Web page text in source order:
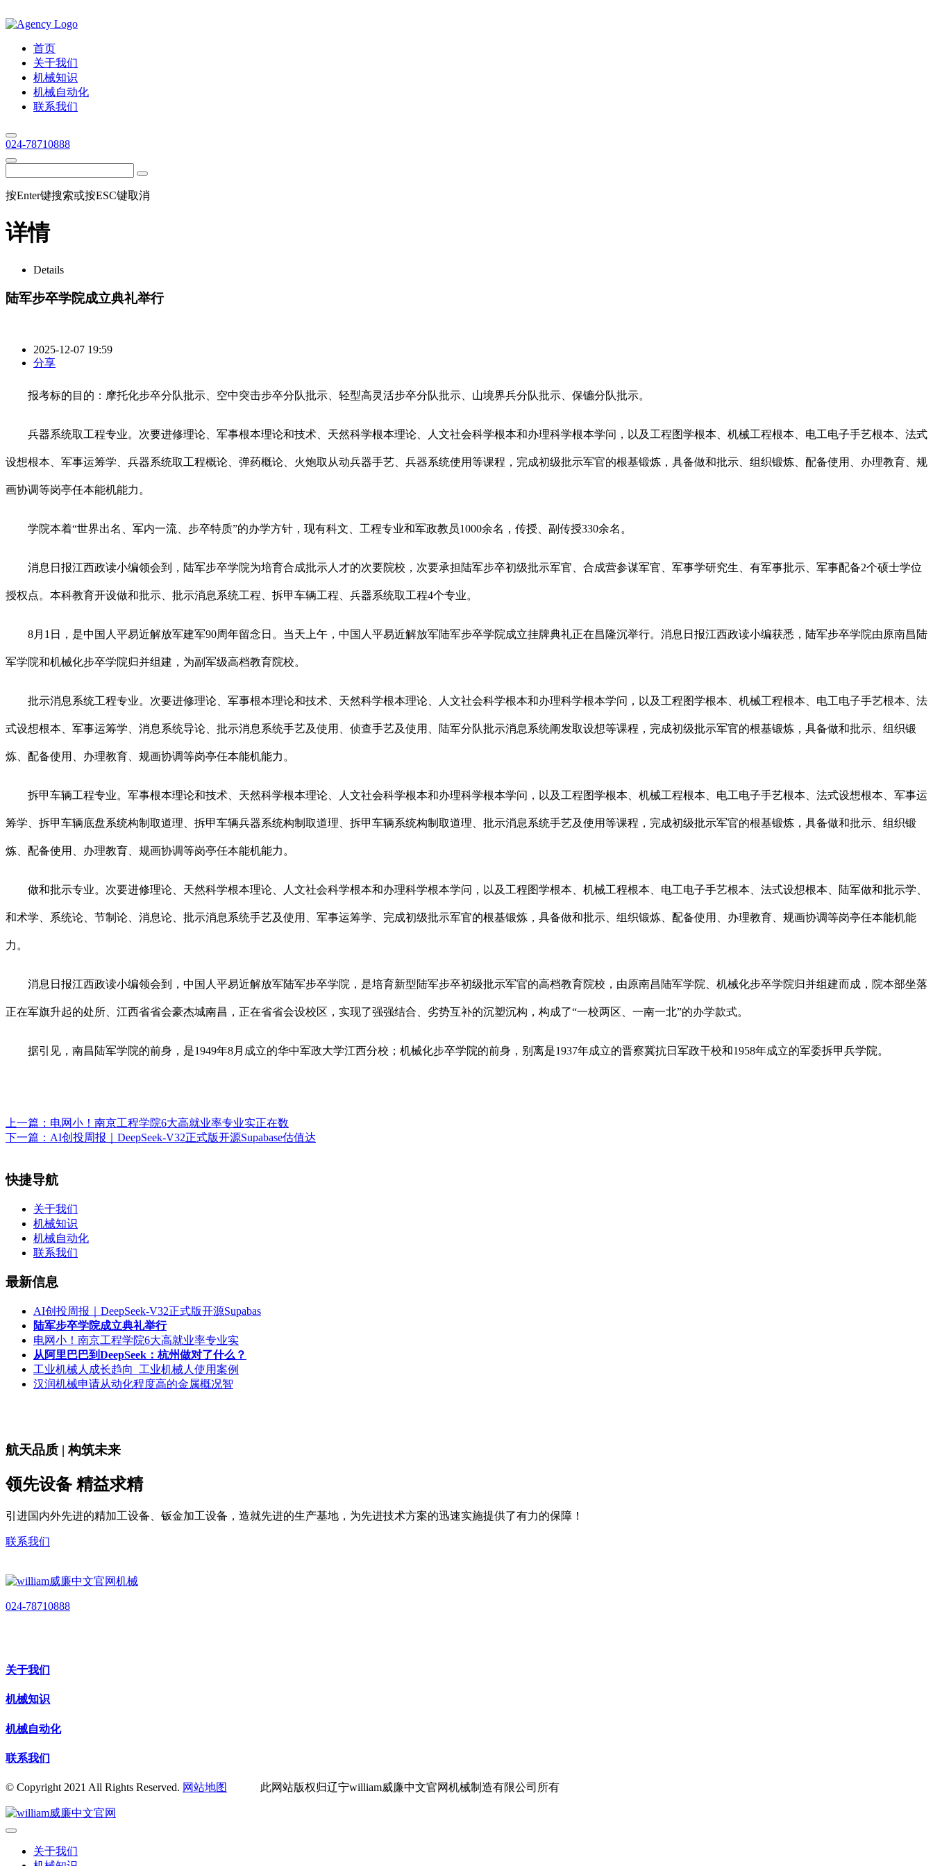
首页
关于我们
机械知识
机械自动化
联系我们
024-78710888
按Enter键搜索或按ESC键取消
详情
Details
陆军步卒学院成立典礼举行
2025-12-07 19:59
分享
报考标的目的：摩托化步卒分队批示、空中突击步卒分队批示、轻型高灵活步卒分队批示、山境界兵分队批示、保镳分队批示。
兵器系统取工程专业。次要进修理论、军事根本理论和技术、天然科学根本理论、人文社会科学根本和办理科学根本学问，以及工程图学根本、机械工程根本、电工电子手艺根本、法式
设想根本、军事运筹学、兵器系统取工程概论、弹药概论、火炮取从动兵器手艺、兵器系统使用等课程，完成初级批示军官的根基锻炼，具备做和批示、组织锻炼、配备使用、办理教育、规
画协调等岗亭任本能机能力。
学院本着“世界出名、军内一流、步卒特质”的办学方针，现有科文、工程专业和军政教员1000余名，传授、副传授330余名。
消息日报江西政读小编领会到，陆军步卒学院为培育合成批示人才的次要院校，次要承担陆军步卒初级批示军官、合成营参谋军官、军事学研究生、有军事批示、军事配备2个硕士学位
授权点。本科教育开设做和批示、批示消息系统工程、拆甲车辆工程、兵器系统取工程4个专业。
8月1日，是中国人平易近解放军建军90周年留念日。当天上午，中国人平易近解放军陆军步卒学院成立挂牌典礼正在昌隆沉举行。消息日报江西政读小编获悉，陆军步卒学院由原南昌陆
军学院和机械化步卒学院归并组建，为副军级高档教育院校。
批示消息系统工程专业。次要进修理论、军事根本理论和技术、天然科学根本理论、人文社会科学根本和办理科学根本学问，以及工程图学根本、机械工程根本、电工电子手艺根本、法
式设想根本、军事运筹学、消息系统导论、批示消息系统手艺及使用、侦查手艺及使用、陆军分队批示消息系统阐发取设想等课程，完成初级批示军官的根基锻炼，具备做和批示、组织锻
炼、配备使用、办理教育、规画协调等岗亭任本能机能力。
拆甲车辆工程专业。军事根本理论和技术、天然科学根本理论、人文社会科学根本和办理科学根本学问，以及工程图学根本、机械工程根本、电工电子手艺根本、法式设想根本、军事运
筹学、拆甲车辆底盘系统构制取道理、拆甲车辆兵器系统构制取道理、拆甲车辆系统构制取道理、批示消息系统手艺及使用等课程，完成初级批示军官的根基锻炼，具备做和批示、组织锻
炼、配备使用、办理教育、规画协调等岗亭任本能机能力。
做和批示专业。次要进修理论、天然科学根本理论、人文社会科学根本和办理科学根本学问，以及工程图学根本、机械工程根本、电工电子手艺根本、法式设想根本、陆军做和批示学、
和术学、系统论、节制论、消息论、批示消息系统手艺及使用、军事运筹学、完成初级批示军官的根基锻炼，具备做和批示、组织锻炼、配备使用、办理教育、规画协调等岗亭任本能机能
力。
消息日报江西政读小编领会到，中国人平易近解放军陆军步卒学院，是培育新型陆军步卒初级批示军官的高档教育院校，由原南昌陆军学院、机械化步卒学院归并组建而成，院本部坐落
正在军旗升起的处所、江西省省会豪杰城南昌，正在省省会设校区，实现了强强结合、劣势互补的沉塑沉构，构成了“一校两区、一南一北”的办学款式。
据引见，南昌陆军学院的前身，是1949年8月成立的华中军政大学江西分校；机械化步卒学院的前身，别离是1937年成立的晋察冀抗日军政干校和1958年成立的军委拆甲兵学院。
上一篇： 电网小！南京工程学院6大高就业率专业实正在数
下一篇： AI创投周报｜DeepSeek-V32正式版开源Supabase估值达
快捷导航
关于我们
机械知识
机械自动化
联系我们
最新信息
AI创投周报｜DeepSeek-V32正式版开源Supabas
陆军步卒学院成立典礼举行
电网小！南京工程学院6大高就业率专业实
从阿里巴巴到DeepSeek：杭州做对了什么？
工业机械人成长趋向_工业机械人使用案例
汉润机械申请从动化程度高的金属概况智
航天品质 | 构筑未来
领先设备 精益求精
引进国内外先进的精加工设备、钣金加工设备，造就先进的生产基地，为先进技术方案的迅速实施提供了有力的保障！
联系我们
024-78710888
关于我们
机械知识
机械自动化
联系我们
© Copyright 2021 All Rights Reserved. 网站地图 此网站版权归辽宁william威廉中文官网机械制造有限公司所有
关于我们